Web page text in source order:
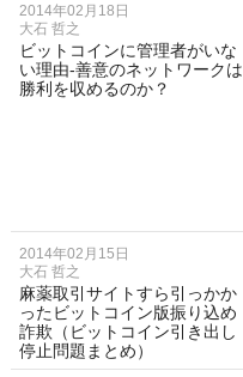
2014年02月18日
大石 哲之
ビットコインに管理者がいな
い理由-善意のネットワークは
勝利を収めるのか？
2014年02月15日
大石 哲之
麻薬取引サイトすら引っかか
ったビットコイン版振り込め
詐欺（ビットコイン引き出し
停止問題まとめ）